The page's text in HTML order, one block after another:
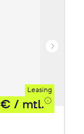
Leasing
€ / mtl.